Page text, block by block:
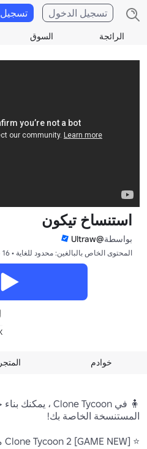
الرائجة السوق
تسجيل الدخول
استنساخ تيكون
بواسطة@Ultraw
المحتوى الخاص بالبالغين: محدود للغاية • 16 عامًا فما فوق
المتجر خوادم
⭐ [GAME NEW] Clone Tycoon 2 متوفر الآن!